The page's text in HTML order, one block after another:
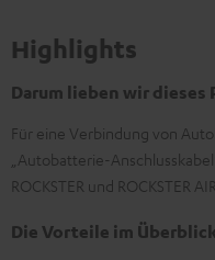
Highlights
Darum lieben wir dieses
Für eine Verbindung von
„Autobatterie-
ROCKSTER und ROCKSTER
Die Vorteile im